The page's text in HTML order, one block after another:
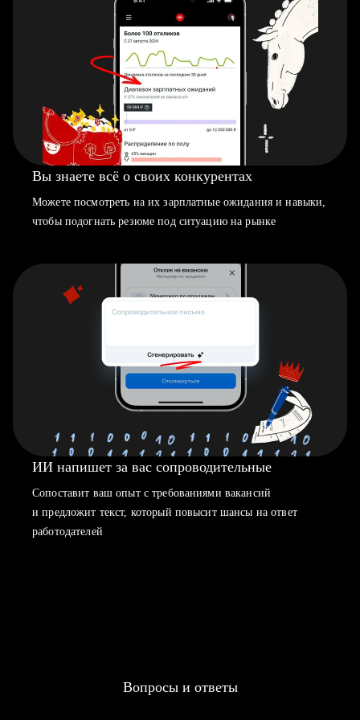
Вы знаете всё о своих конкурентах
Можете посмотреть на их зарплатные ожидания и навыки,
чтобы подогнать резюме под ситуацию на рынке
ИИ напишет за вас сопроводительные
Сопоставит ваш опыт с требованиями вакансий
и предложит текст, который повысит шансы на ответ
работодателей
Вопросы и ответы